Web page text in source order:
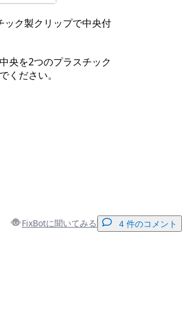
ック製クリップで中央付
央を2つのプラスチック
ください。
FixBotに聞いてみる 4 件のコメント